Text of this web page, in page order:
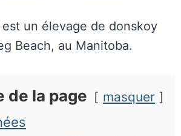
un élevage de donskoy
Beach, au Manitoba.
de la page masquer